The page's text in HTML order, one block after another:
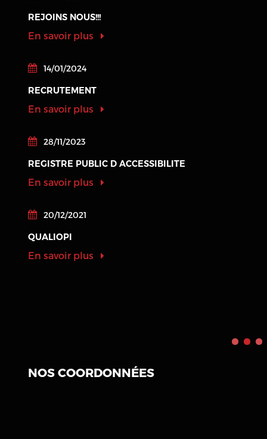
REJOINS NOUS!!!
En savoir plus
14/01/2024
RECRUTEMENT
En savoir plus
28/11/2023
REGISTRE PUBLIC D ACCESSIBILITE
En savoir plus
20/12/2021
QUALIOPI
En savoir plus
NOS COORDONNÉES